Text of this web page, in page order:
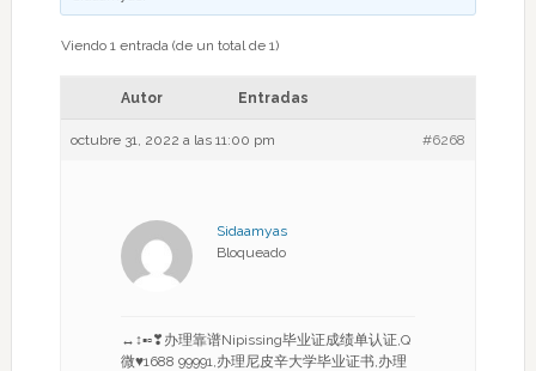
Viendo 1 entrada (de un total de 1)
Autor Entradas
octubre 31, 2022 a las 11:00 pm #6268
Sidaamyas
Bloqueado
↔↕▪▫❣办理靠谱Nipissing毕业证成绩单认证,Q
微♥1688 99991,办理尼皮辛大学毕业证书,办理